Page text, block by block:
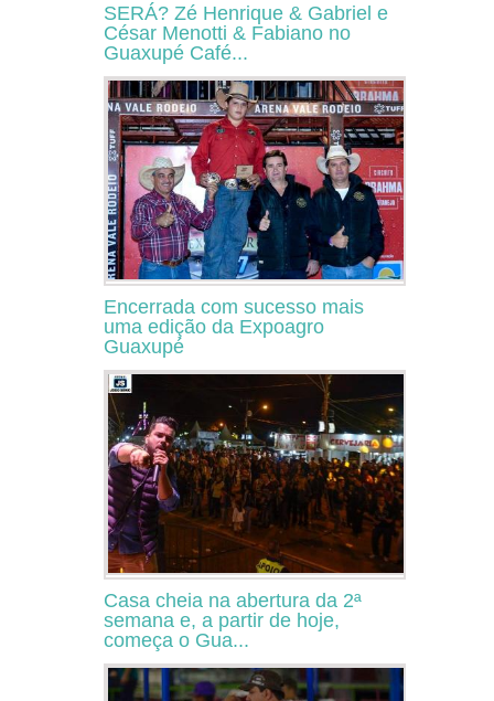
SERÁ? Zé Henrique & Gabriel e
César Menotti & Fabiano no
Guaxupé Café...
Encerrada com sucesso mais
uma edição da Expoagro
Guaxupé
Casa cheia na abertura da 2ª
semana e, a partir de hoje,
começa o Gua...